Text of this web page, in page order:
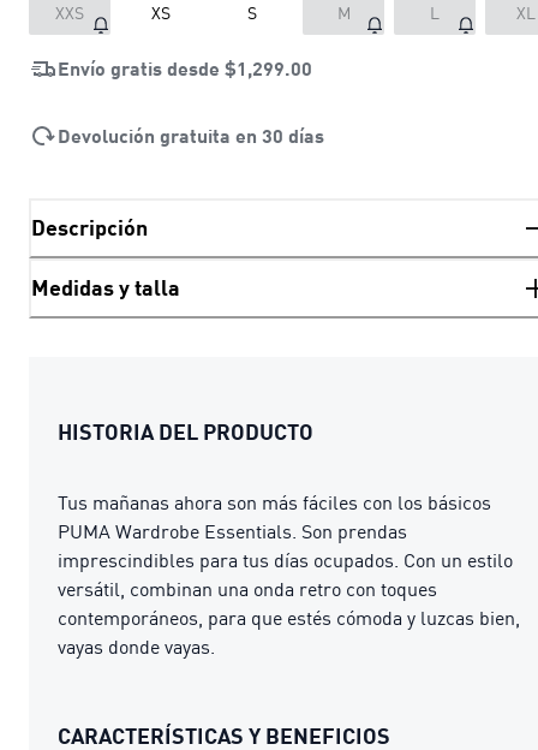
XXS XS S M L XL
Envío gratis desde $1,299.00
Devolución gratuita en 30 días
Descripción
Medidas y talla
HISTORIA DEL PRODUCTO
Tus mañanas ahora son más fáciles con los básicos
PUMA Wardrobe Essentials. Son prendas
imprescindibles para tus días ocupados. Con un estilo
versátil, combinan una onda retro con toques
contemporáneos, para que estés cómoda y luzcas bien,
vayas donde vayas.
CARACTERÍSTICAS Y BENEFICIOS